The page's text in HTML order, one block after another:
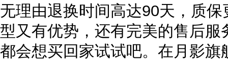
无理由退换时间高达90天，质
型又有优势，还有完美的售后
都会想买回家试试吧。在月影